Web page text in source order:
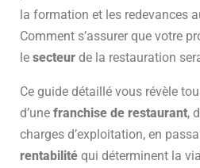
la formation et les redevances
Comment s’assurer que votre
le secteur de la restauration
Ce guide détaillé vous révèle
d’une franchise de restaurant,
charges d’exploitation, en
rentabilité qui déterminent la